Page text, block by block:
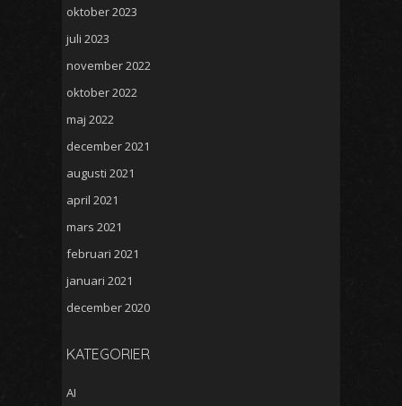
oktober 2023
juli 2023
november 2022
oktober 2022
maj 2022
december 2021
augusti 2021
april 2021
mars 2021
februari 2021
januari 2021
december 2020
KATEGORIER
AI